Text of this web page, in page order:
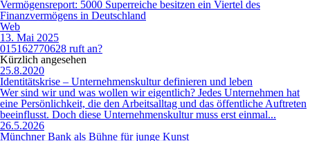
Vermögensreport: 5000 Superreiche besitzen ein Viertel des
Finanzvermögens in Deutschland
Web
13. Mai 2025
015162770628 ruft an?
Kürzlich angesehen
25.8.2020
Identitätskrise – Unternehmenskultur definieren und leben
Wer sind wir und was wollen wir eigentlich? Jedes Unternehmen hat
eine Persönlichkeit, die den Arbeitsalltag und das öffentliche Auftreten
beeinflusst. Doch diese Unternehmenskultur muss erst einmal...
26.5.2026
Münchner Bank als Bühne für junge Kunst